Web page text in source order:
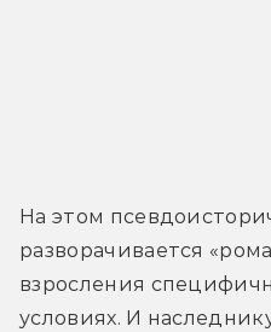
На этом
разворачивается
взросления
условиях. И